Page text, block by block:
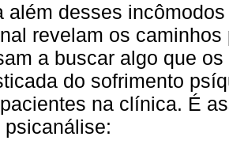
além desses
revelam os
a buscar algo que
do sofrimento
na clínica. É
psicanálise: